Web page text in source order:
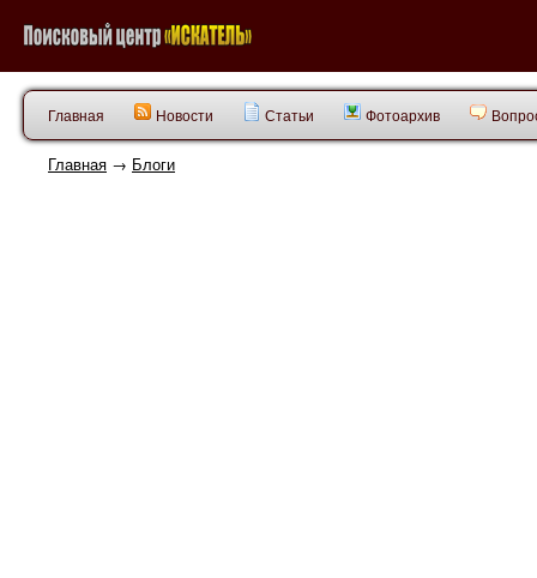
Главная Новости Статьи Фотоархив
Главная → Блоги